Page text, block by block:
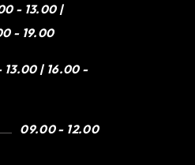
- 13.00 |
- 19.00
13.00 | 16.00 -
09.00 - 12.00